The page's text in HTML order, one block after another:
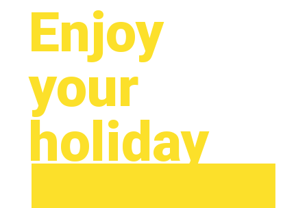
Enjoy
your
holiday